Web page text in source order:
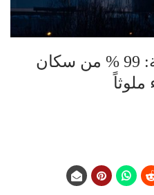
منظمة الصحة العالمية: 99 % من سكان